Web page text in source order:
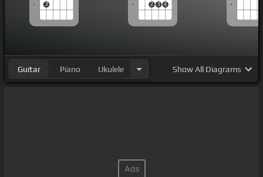
3 2 3 4
Guitar Piano Ukulele ShowAll Diagrams